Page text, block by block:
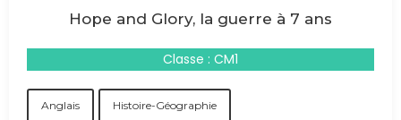
Hope and Glory, la guerre à 7 ans
Classe : CM1
Anglais Histoire-Géographie